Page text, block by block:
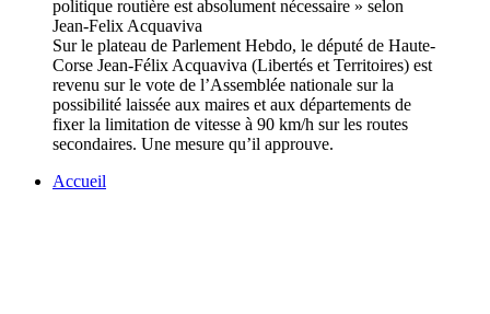
Sur le plateau de Parlement Hebdo, le député de Haute-
Corse Jean-Félix Acquaviva (Libertés et Territoires) est
revenu sur le vote de l’Assemblée nationale sur la
possibilité laissée aux maires et aux départements de
fixer la limitation de vitesse à 90 km/h sur les routes
secondaires. Une mesure qu’il approuve.
Accueil